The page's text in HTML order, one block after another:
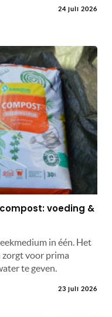
24 juli 2026
voeding &
in één. Het
voor prima
te geven.
23 juli 2026